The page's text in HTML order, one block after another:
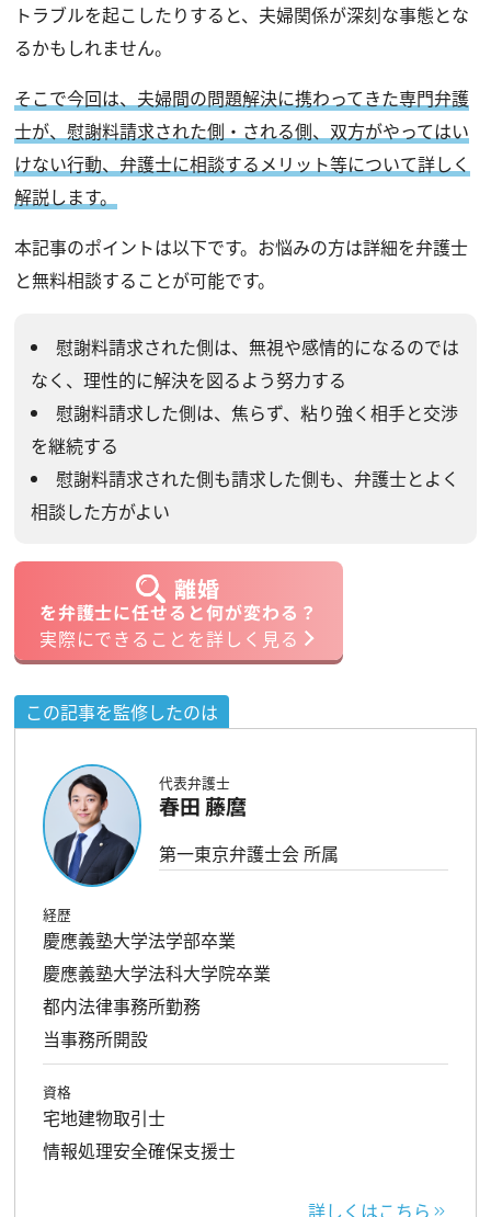
トラブルを起こしたりすると、夫婦関係が深刻な事態とな
るかもしれません。
そこで今回は、夫婦間の問題解決に携わってきた専門弁護
士が、慰謝料請求された側・される側、双方がやってはい
けない行動、弁護士に相談するメリット等について詳しく
解説します。
本記事のポイントは以下です。お悩みの方は詳細を弁護士
と無料相談することが可能です。
慰謝料請求された側は、無視や感情的になるのでは
なく、理性的に解決を図るよう努力する
慰謝料請求した側は、焦らず、粘り強く相手と交渉
を継続する
慰謝料請求された側も請求した側も、弁護士とよく
相談した方がよい
離婚
を弁護士に任せると何が変わる？
実際にできることを詳しく見る
この記事を監修したのは
代表弁護士
春田 藤麿
第一東京弁護士会 所属
経歴
慶應義塾大学法学部卒業
慶應義塾大学法科大学院卒業
都内法律事務所勤務
当事務所開設
資格
宅地建物取引士
情報処理安全確保支援士
詳しくはこちら